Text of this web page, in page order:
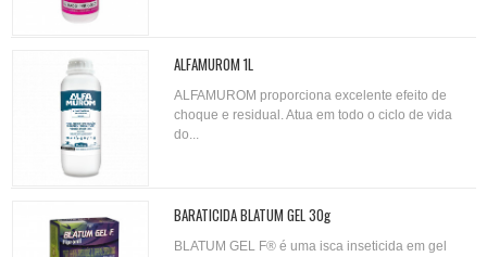
ALFAMUROM 1L
ALFAMUROM proporciona excelente efeito de
choque e residual. Atua em todo o ciclo de vida
do...
BARATICIDA BLATUM GEL 30g
BLATUM GEL F® é uma isca inseticida em gel